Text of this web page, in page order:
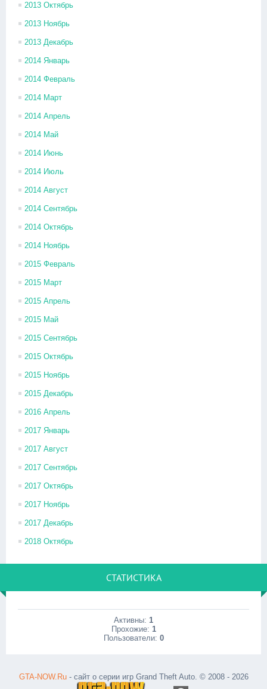
2013 Октябрь
2013 Ноябрь
2013 Декабрь
2014 Январь
2014 Февраль
2014 Март
2014 Апрель
2014 Май
2014 Июнь
2014 Июль
2014 Август
2014 Сентябрь
2014 Октябрь
2014 Ноябрь
2015 Февраль
2015 Март
2015 Апрель
2015 Май
2015 Сентябрь
2015 Октябрь
2015 Ноябрь
2015 Декабрь
2016 Апрель
2017 Январь
2017 Август
2017 Сентябрь
2017 Октябрь
2017 Ноябрь
2017 Декабрь
2018 Октябрь
СТАТИСТИКА
Активны: 1
Прохожие: 1
Пользователи: 0
GTA-NOW.Ru- сайт о серии игр Grand Theft Auto. © 2008 - 2026